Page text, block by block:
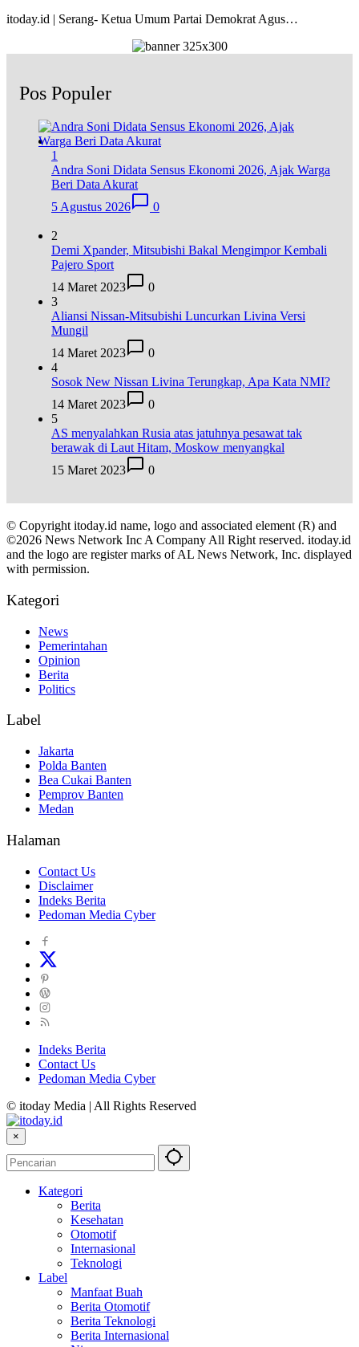
itoday.id | Serang- Ketua Umum Partai Demokrat Agus…
Pos Populer
1
Andra Soni Didata Sensus Ekonomi 2026, Ajak Warga
Beri Data Akurat
5 Agustus 2026
0
2
Demi Xpander, Mitsubishi Bakal Mengimpor Kembali
Pajero Sport
14 Maret 2023
0
3
Aliansi Nissan-Mitsubishi Luncurkan Livina Versi
Mungil
14 Maret 2023
0
4
Sosok New Nissan Livina Terungkap, Apa Kata NMI?
14 Maret 2023
0
5
AS menyalahkan Rusia atas jatuhnya pesawat tak
berawak di Laut Hitam, Moskow menyangkal
15 Maret 2023
0
© Copyright itoday.id name, logo and associated element (R) and
©2026 News Network Inc A Company All Right reserved. itoday.id
and the logo are register marks of AL News Network, Inc. displayed
with permission.
Kategori
News
Pemerintahan
Opinion
Berita
Politics
Label
Jakarta
Polda Banten
Bea Cukai Banten
Pemprov Banten
Medan
Halaman
Contact Us
Disclaimer
Indeks Berita
Pedoman Media Cyber
Indeks Berita
Contact Us
Pedoman Media Cyber
© itoday Media | All Rights Reserved
×
Kategori
Berita
Kesehatan
Otomotif
Internasional
Teknologi
Label
Manfaat Buah
Berita Otomotif
Berita Teknologi
Berita Internasional